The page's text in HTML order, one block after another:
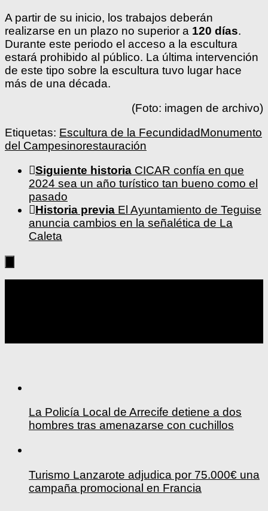
A partir de su inicio, los trabajos deberán
realizarse en un plazo no superior a 120 días.
Durante este periodo el acceso a la escultura
estará prohibido al público. La última intervención
de este tipo sobre la escultura tuvo lugar hace
más de una década.
(Foto: imagen de archivo)
Etiquetas: Escultura de la FecundidadMonumento
del Campesinorestauración
Siguiente historia CICAR confía en que
2024 sea un año turístico tan bueno como el
pasado
Historia previa El Ayuntamiento de Teguise
anuncia cambios en la señalética de La
Caleta
La Policía Local de Arrecife detiene a dos
hombres tras amenazarse con cuchillos
Turismo Lanzarote adjudica por 75.000€ una
campaña promocional en Francia